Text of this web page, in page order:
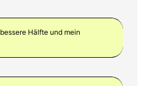
Hälfte und mein